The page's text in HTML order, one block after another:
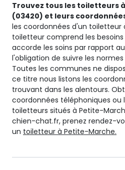
Trouvez tous les toiletteurs
(03420) et leurs
les coordonnées d'un toiletteur
toiletteur comprend les
accorde les soins par rapport
l'obligation de suivre les
Toutes les communes ne
ce titre nous listons les
trouvant dans les alentours.
coordonnées téléphoniques ou
toiletteurs situés à Petite-
chien-chat.fr, prenez rendez-
un toiletteur à Petite-Marche.